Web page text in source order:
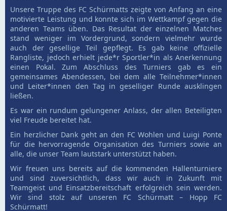
Unsere Truppe des FC Schürmatts zeigte von Anfang an eine
motivierte Leistung und konnte sich im Wettkampf gegen die
anderen Teams üben. Das Resultat der einzelnen Matches
stand weniger im Vordergrund, sondern vielmehr wurde
auch der gesellige Teil gepflegt. Es gab keine offizielle
Rangliste, jedoch erhielt jede*r Sportler*in als Anerkennung
einen Pokal. Zum Abschluss des Turniers gab es ein
gemeinsames Abendessen, bei dem alle Teilnehmer*innen
und Leiter*innen den Tag in geselliger Runde ausklingen
ließen.
Es war ein rundum gelungener Anlass, der allen Beteiligten
viel Freude bereitet hat.
Ein herzlicher Dank geht an den FC Wohlen und Luigi Ponte
für die hervorragende Organisation des Turniers sowie an
alle, die unser Team lautstark unterstützt haben.
Wir freuen uns bereits auf die kommenden Hallenturniere
und sind zuversichtlich, dass wir auch in Zukunft mit
Teamgeist und Einsatzbereitschaft erfolgreich sein werden.
Wir sind stolz auf unseren FC Schürmatt – Hopp FC
Schürmatt!